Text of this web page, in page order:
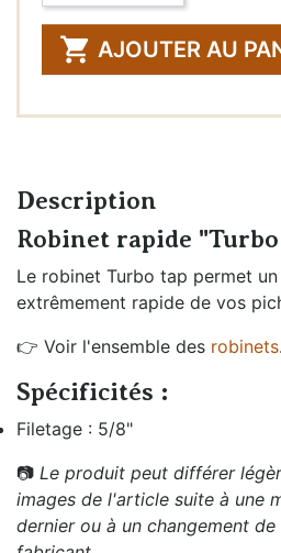
Quantité
 AJOUTER AU
Description
Robinet rapide
Le robinet Turbo tap permet
extrêmement rapide de vos
👉 Voir l'ensemble des robinets.
Spécificités :
Filetage : 5/8"
📷 Le produit peut différer
images de l'article suite à une
dernier ou à un changement